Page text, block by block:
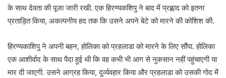
के साथ देवता की पूजा जारी रखी. एक हिरण्यकशिपु ने बाद में प्रह्लाद को इतना
प्रताड़ित किया, अकल्पनीय हद तक कि उसने अपने बेटे को मारने की कोशिश की.
हिरण्यकाशिपु ने अपनी बहन, होलिका को प्रहलाडा को मारने के लिए सौंपा. होलिका
एक आशीर्वाद के साथ पैदा हुई थी कि वह कभी भी आग से नुकसान नहीं पहुंचाएगी या
मार दी जाएगी. उसने आग्रह किया, दुर्व्यवहार किया और प्रहलाडा को उसकी गोद में